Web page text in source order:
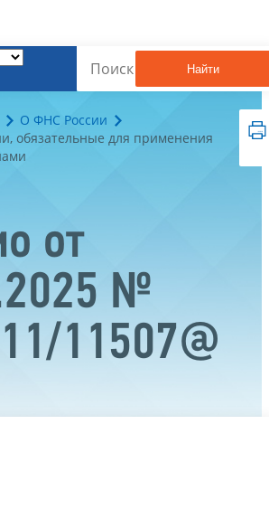
Найти
О ФНС России
обязательные для применения
от
№
11507@